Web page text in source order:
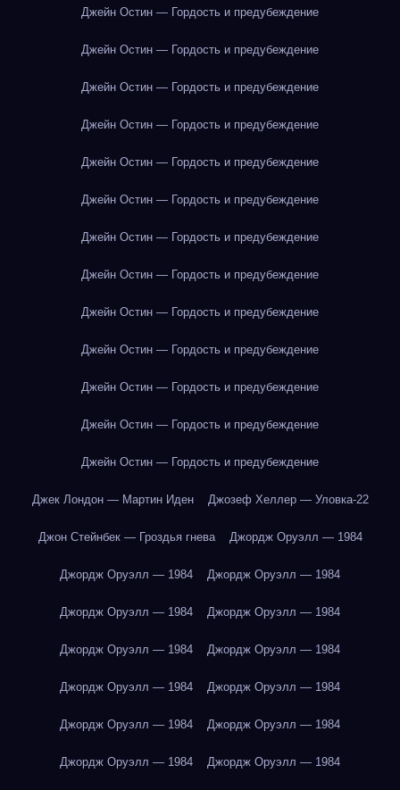
Джейн Остин — Гордость и предубеждение
Джейн Остин — Гордость и предубеждение
Джейн Остин — Гордость и предубеждение
Джейн Остин — Гордость и предубеждение
Джейн Остин — Гордость и предубеждение
Джейн Остин — Гордость и предубеждение
Джейн Остин — Гордость и предубеждение
Джейн Остин — Гордость и предубеждение
Джейн Остин — Гордость и предубеждение
Джейн Остин — Гордость и предубеждение
Джейн Остин — Гордость и предубеждение
Джейн Остин — Гордость и предубеждение
Джейн Остин — Гордость и предубеждение
Джек Лондон — Мартин Иден Джозеф Хеллер — Уловка-22
Джон Стейнбек — Гроздья гнева Джордж Оруэлл — 1984
Джордж Оруэлл — 1984 Джордж Оруэлл — 1984
Джордж Оруэлл — 1984 Джордж Оруэлл — 1984
Джордж Оруэлл — 1984 Джордж Оруэлл — 1984
Джордж Оруэлл — 1984 Джордж Оруэлл — 1984
Джордж Оруэлл — 1984 Джордж Оруэлл — 1984
Джордж Оруэлл — 1984 Джордж Оруэлл — 1984